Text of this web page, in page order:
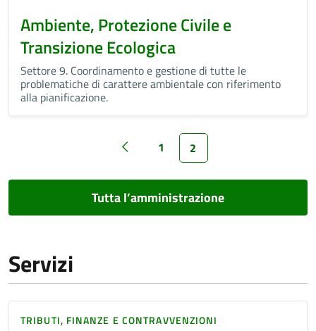
Ambiente, Protezione Civile e
Transizione Ecologica
Settore 9. Coordinamento e gestione di tutte le
problematiche di carattere ambientale con riferimento
alla pianificazione.
1 2
Tutta l’amministrazione
Servizi
TRIBUTI, FINANZE E CONTRAVVENZIONI